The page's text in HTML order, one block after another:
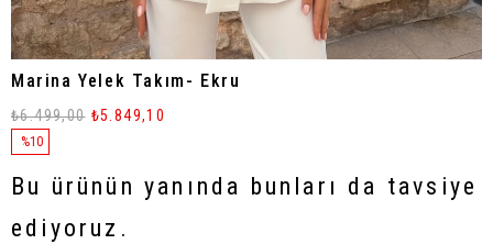
Marina Yelek Takım- Ekru
%10
₺6.499,00 ₺5.849,10
Bu ürünün yanında bunları da tavsiye
ediyoruz.